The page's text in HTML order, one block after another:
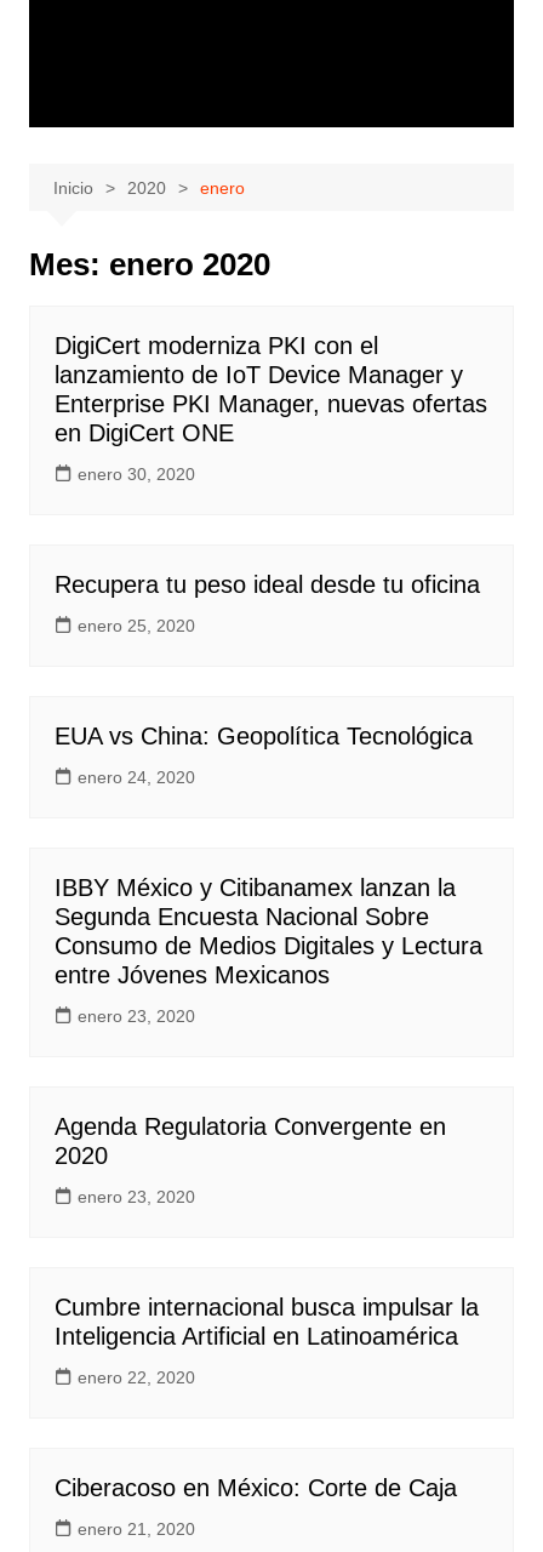
Inicio 2020 enero
Mes: enero 2020
DigiCert moderniza PKI con el
lanzamiento de IoT Device Manager y
Enterprise PKI Manager, nuevas ofertas
en DigiCert ONE
enero 30, 2020
Recupera tu peso ideal desde tu oficina
enero 25, 2020
EUA vs China: Geopolítica Tecnológica
enero 24, 2020
IBBY México y Citibanamex lanzan la
Segunda Encuesta Nacional Sobre
Consumo de Medios Digitales y Lectura
entre Jóvenes Mexicanos
enero 23, 2020
Agenda Regulatoria Convergente en
2020
enero 23, 2020
Cumbre internacional busca impulsar la
Inteligencia Artificial en Latinoamérica
enero 22, 2020
Ciberacoso en México: Corte de Caja
enero 21, 2020